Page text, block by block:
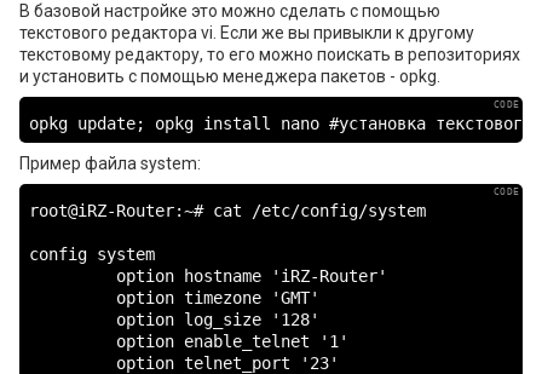
В базовой настройке это можно сделать с помощью
текстового редактора vi. Если же вы привыкли к другому
текстовому редактору, то его можно поискать в репозиториях
и установить с помощью менеджера пакетов - opkg.
opkg update; opkg install nano #установка текстового
Пример файла system:
root@iRZ-Router:~# cat /etc/config/system
config system
         option hostname 'iRZ-Router'
         option timezone 'GMT'
         option log_size '128'
         option enable_telnet '1'
         option telnet_port '23'